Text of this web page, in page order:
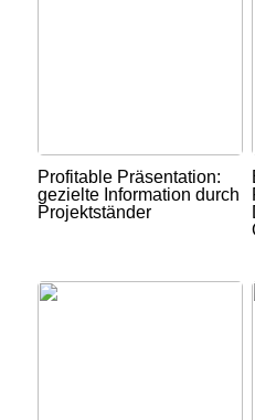
Profitable Präsentation:
gezielte Information durch
Projektständer